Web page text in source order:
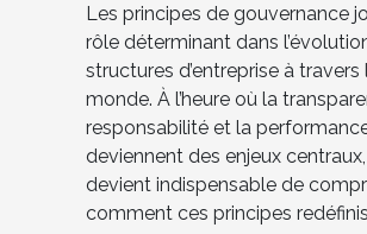
Les principes de gouvernance
rôle déterminant dans
structures d’entreprise à travers
monde. À l’heure où la
responsabilité et la
deviennent des enjeux
devient indispensable de
comment ces principes